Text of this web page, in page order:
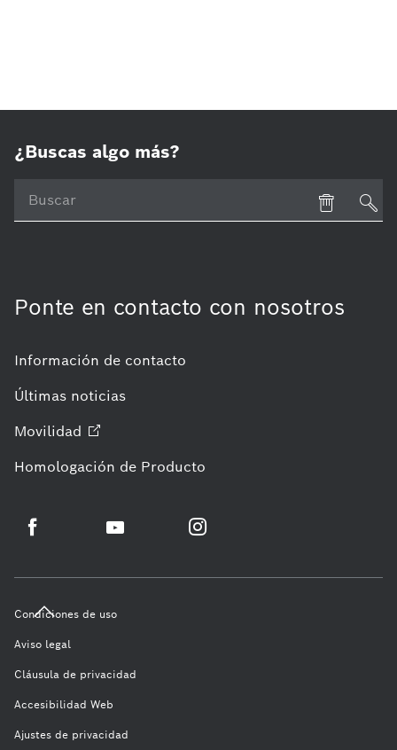
¿Buscas algo más?
Ponte en contacto con nosotros
Información de contacto
Últimas noticias
Movilidad
Homologación de Producto
Condiciones de uso
Aviso legal
Cláusula de privacidad
Accesibilidad Web
Ajustes de privacidad